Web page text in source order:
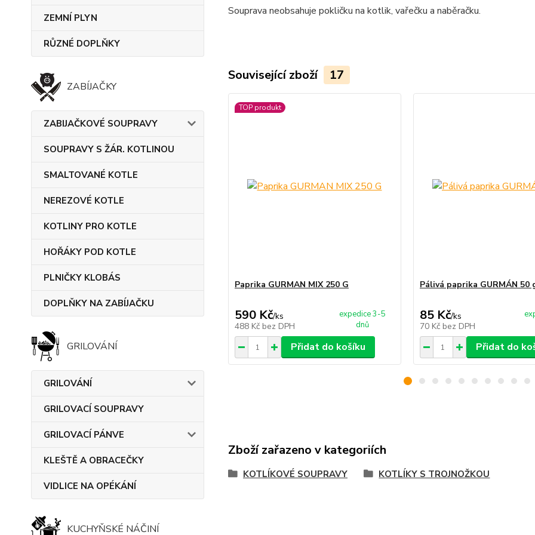
ZEMNÍ PLYN
RŮZNÉ DOPLŇKY
ZABÍJAČKY
ZABIJAČKOVÉ SOUPRAVY
SOUPRAVY S ŽÁR. KOTLINOU
SMALTOVANÉ KOTLE
NEREZOVÉ KOTLE
KOTLINY PRO KOTLE
HOŘÁKY POD KOTLE
PLNIČKY KLOBÁS
DOPLŇKY NA ZABÍJAČKU
GRILOVÁNÍ
GRILOVÁNÍ
GRILOVACÍ SOUPRAVY
GRILOVACÍ PÁNVE
KLEŠTĚ A OBRACEČKY
VIDLICE NA OPÉKÁNÍ
KUCHYŇSKÉ NÁČINÍ
Souprava neobsahuje pokličku na kotlik, vařečku a naběračku.
Související zboží 17
TOP produkt
Paprika GURMAN MIX 250 G
590 Kč/ks
488 Kč bez DPH
expedice 3-5
dnů
Přidat do košíku
Pálivá paprika GURMÁN 50
85 Kč/ks
70 Kč bez DPH
Přidat do
Zboží zařazeno v kategoriích
KOTLÍKOVÉ SOUPRAVY KOTLÍKY S TROJNOŽKOU